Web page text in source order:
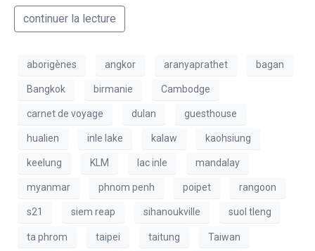
continuer la lecture
aborigènes angkor aranyaprathet bagan
Bangkok birmanie Cambodge
carnet de voyage dulan guesthouse
hualien inle lake kalaw kaohsiung
keelung KLM lac inle mandalay
myanmar phnom penh poipet rangoon
s21 siem reap sihanoukville suol tleng
ta phrom taipei taitung Taiwan